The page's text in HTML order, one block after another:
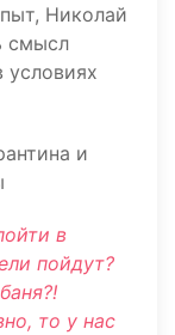
Николай
смысл
условиях
в
пойдут?
то у нас